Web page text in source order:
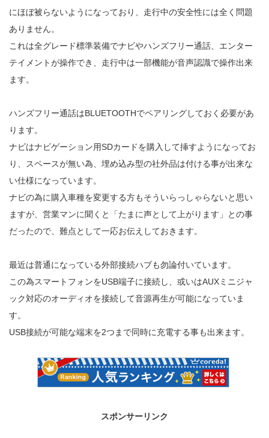
にほぼ被らないようになっており、走行中の安全性には全く問題
ありません。
これは全グレード標準装備でナビやハンズフリー通話、エンター
テイメントが操作でき、走行中は一部機能が音声認識で操作出来
ます。
ハンズフリー通話はBLUETOOTHでペアリングしておく必要があ
ります。
ナビはナビゲーション用SDカードを購入して挿すようになってお
り、スペースが無い為、埋め込み型の社外品は付ける事が出来な
い仕様になっています。
ナビの為に購入車種を変更する方もそういらっしゃらないと思い
ますが、営業マンに聞くと「たまに声として上がります」との事
だったので、難点として一応お伝えしておきます。
最近は普通になっている外部接続ハブも勿論付いています。
この為スマートフォンをUSB端子に接続し、或いはAUXミニジャ
ック対応のオーディオを接続して音源再生が可能になっていま
す。
USB接続が可能な端末を2つまで同時に充電する事も出来ます。
スポンサーリンク